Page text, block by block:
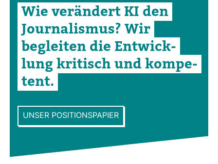
Wie ver­än­dert KI den
Jour­na­lismus? Wir
begleiten die Ent­wick­
lung kri­tisch und kom­pe­
tent.
UNSER POSITIONSPAPIER